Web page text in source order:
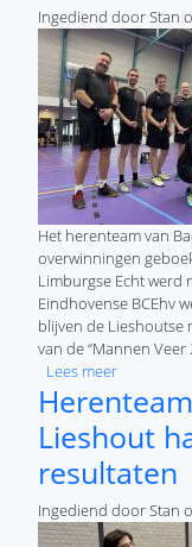
Ingediend doorStan
Het herenteam van
overwinningen
Limburgse Echt werd
Eindhovense BCEhv
blijven de Lieshoutse
van de “Mannen Veer
Lees meerover
Lieshout
resultaten
Ingediend doorStan